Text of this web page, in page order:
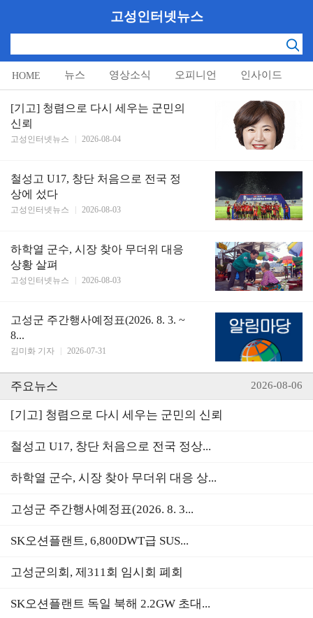
고성인터넷뉴스
HOME 뉴스 영상소식 오피니언 인사이드
알림마당
[기고] 청렴으로 다시 세우는 군민의
신뢰
고성인터넷뉴스 2026-08-04
철성고 U17, 창단 처음으로 전국 정
상에 섰다
고성인터넷뉴스 2026-08-03
하학열 군수, 시장 찾아 무더위 대응
상황 살펴
고성인터넷뉴스 2026-08-03
고성군 주간행사예정표(2026. 8. 3. ~
8...
김미화 기자 2026-07-31
주요뉴스 2026-08-06
[기고] 청렴으로 다시 세우는 군민의 신뢰
철성고 U17, 창단 처음으로 전국 정상...
하학열 군수, 시장 찾아 무더위 대응 상...
고성군 주간행사예정표(2026. 8. 3...
SK오션플랜트, 6,800DWT급 SUS...
고성군의회, 제311회 임시회 폐회
SK오션플랜트 독일 북해 2.2GW 초대...